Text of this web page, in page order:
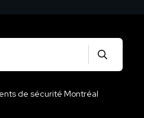
de sécurité Montréal